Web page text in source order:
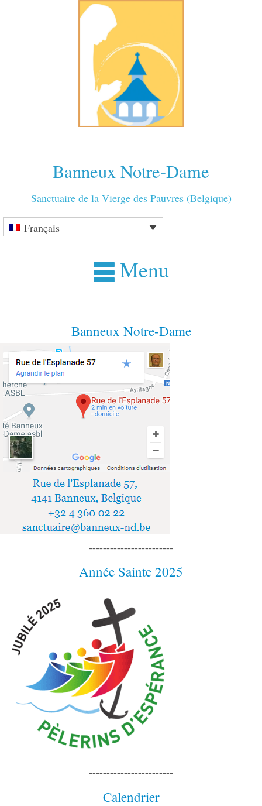
Banneux Notre-Dame
Sanctuaire de la Vierge des Pauvres (Belgique)
Français
Menu
Banneux Notre-Dame
------------------------
Année Sainte 2025
------------------------
Calendrier